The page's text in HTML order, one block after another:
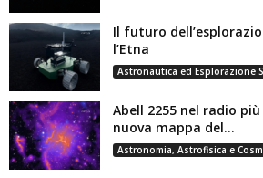
Il futuro
l’Etna
Astronautica ed Esplorazione
Abell 2255 nel radio
nuova mappa del...
Astronomia, Astrofisica e